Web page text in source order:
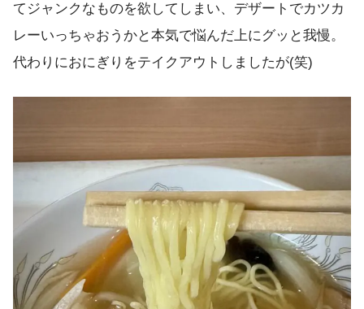
てジャンクなものを欲してしまい、デザートでカツカ
レーいっちゃおうかと本気で悩んだ上にグッと我慢。
代わりにおにぎりをテイクアウトしましたが(笑)